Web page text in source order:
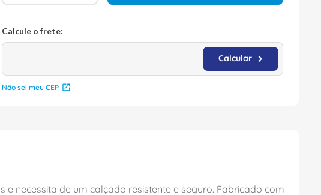
Não sei meu CEP
necessita de um calçado resistente e seguro. Fabricado com